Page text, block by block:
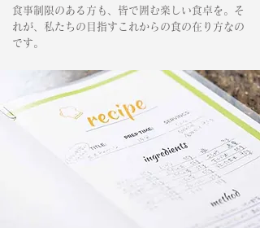
食事制限のある方も、皆で囲む楽しい食卓を。そ
れが、私たちの目指すこれからの食の在り方なの
です。